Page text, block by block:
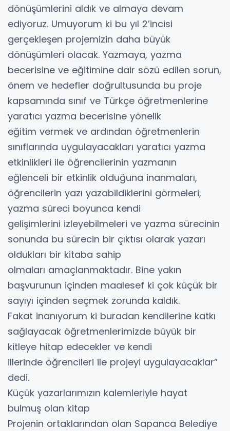
dönüşümlerini aldık ve almaya devam
ediyoruz. Umuyorum ki bu yıl 2’incisi
gerçekleşen projemizin daha büyük
dönüşümleri olacak. Yazmaya, yazma
becerisine ve eğitimine dair sözü edilen sorun,
önem ve hedefler doğrultusunda bu proje
kapsamında sınıf ve Türkçe öğretmenlerine
yaratıcı yazma becerisine yönelik
eğitim vermek ve ardından öğretmenlerin
sınıflarında uygulayacakları yaratıcı yazma
etkinlikleri ile öğrencilerinin yazmanın
eğlenceli bir etkinlik olduğuna inanmaları,
öğrencilerin yazı yazabildiklerini görmeleri,
yazma süreci boyunca kendi
gelişimlerini izleyebilmeleri ve yazma sürecinin
sonunda bu sürecin bir çıktısı olarak yazarı
oldukları bir kitaba sahip
olmaları amaçlanmaktadır. Bine yakın
başvurunun içinden maalesef ki çok küçük bir
sayıyı içinden seçmek zorunda kaldık.
Fakat inanıyorum ki buradan kendilerine katkı
sağlayacak öğretmenlerimizde büyük bir
kitleye hitap edecekler ve kendi
illerinde öğrencileri ile projeyi uygulayacaklar”
dedi.
Küçük yazarlarımızın kalemleriyle hayat
bulmuş olan kitap
Projenin ortaklarından olan Sapanca Belediye